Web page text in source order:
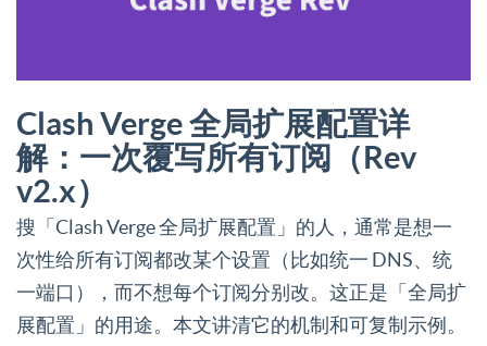
Clash Verge 全局扩展配置详
解：一次覆写所有订阅（Rev
v2.x）
搜「Clash Verge 全局扩展配置」的人，通常是想一
次性给所有订阅都改某个设置（比如统一 DNS、统
一端口），而不想每个订阅分别改。这正是「全局扩
展配置」的用途。本文讲清它的机制和可复制示例。